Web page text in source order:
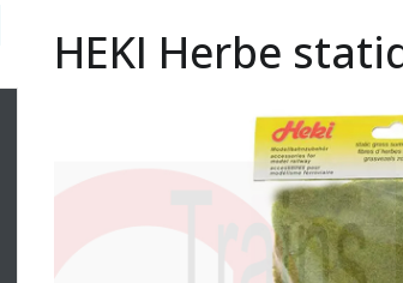
HEKI Herbe